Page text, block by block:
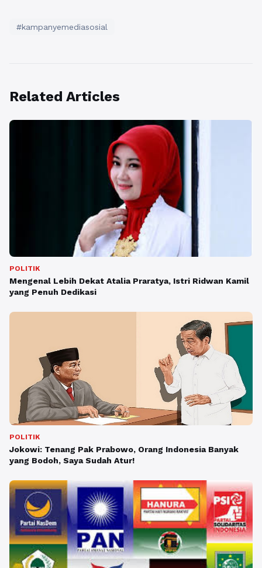
#kampanyemediasosial
Related Articles
POLITIK
Mengenal Lebih Dekat Atalia Praratya, Istri Ridwan Kamil
yang Penuh Dedikasi
POLITIK
Jokowi: Tenang Pak Prabowo, Orang Indonesia Banyak
yang Bodoh, Saya Sudah Atur!